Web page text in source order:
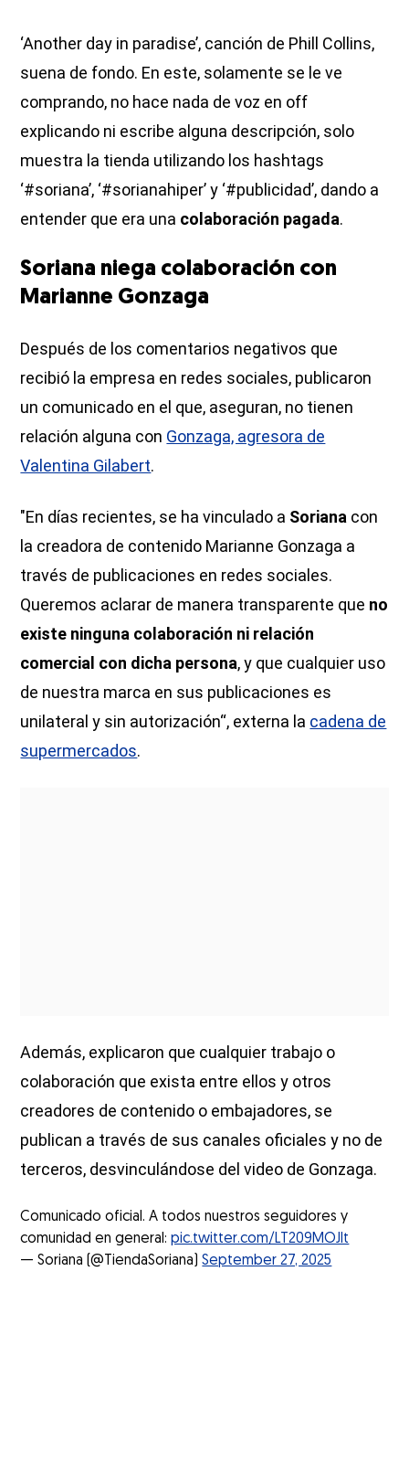
‘Another day in paradise’, canción de Phill Collins,
suena de fondo. En este, solamente se le ve
comprando, no hace nada de voz en off
explicando ni escribe alguna descripción, solo
muestra la tienda utilizando los hashtags
‘#soriana’, ‘#sorianahiper’ y ‘#publicidad’, dando a
entender que era una colaboración pagada.
Soriana niega colaboración con
Marianne Gonzaga
Después de los comentarios negativos que
recibió la empresa en redes sociales, publicaron
un comunicado en el que, aseguran, no tienen
relación alguna con Gonzaga, agresora de
Valentina Gilabert.
"En días recientes, se ha vinculado a Soriana con
la creadora de contenido Marianne Gonzaga a
través de publicaciones en redes sociales.
Queremos aclarar de manera transparente que no
existe ninguna colaboración ni relación
comercial con dicha persona, y que cualquier uso
de nuestra marca en sus publicaciones es
unilateral y sin autorización“, externa la cadena de
supermercados.
Además, explicaron que cualquier trabajo o
colaboración que exista entre ellos y otros
creadores de contenido o embajadores, se
publican a través de sus canales oficiales y no de
terceros, desvinculándose del video de Gonzaga.
Comunicado oficial. A todos nuestros seguidores y
comunidad en general:pic.twitter.com/LT209MOJIt
— Soriana (@TiendaSoriana)September 27, 2025